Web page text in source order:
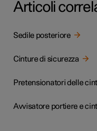
Articoli
Sedile posteriore
Cinture di sicurezza
Pretensionatori delle
Avvisatore portiere e